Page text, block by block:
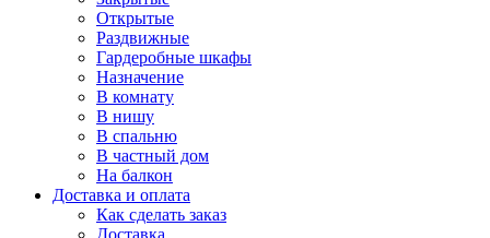
Открытые
Раздвижные
Гардеробные шкафы
Назначение
В комнату
В нишу
В спальню
В частный дом
На балкон
Доставка и оплата
Как сделать заказ
Доставка